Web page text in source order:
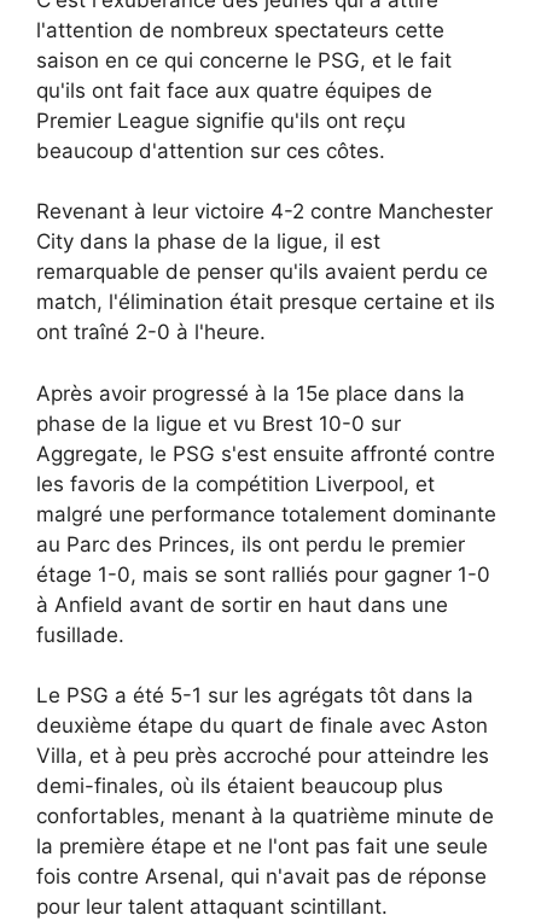
l'attention de nombreux spectateurs cette
saison en ce qui concerne le PSG, et le fait
qu'ils ont fait face aux quatre équipes de
Premier League signifie qu'ils ont reçu
beaucoup d'attention sur ces côtes.
Revenant à leur victoire 4-2 contre Manchester
City dans la phase de la ligue, il est
remarquable de penser qu'ils avaient perdu ce
match, l'élimination était presque certaine et ils
ont traîné 2-0 à l'heure.
Après avoir progressé à la 15e place dans la
phase de la ligue et vu Brest 10-0 sur
Aggregate, le PSG s'est ensuite affronté contre
les favoris de la compétition Liverpool, et
malgré une performance totalement dominante
au Parc des Princes, ils ont perdu le premier
étage 1-0, mais se sont ralliés pour gagner 1-0
à Anfield avant de sortir en haut dans une
fusillade.
Le PSG a été 5-1 sur les agrégats tôt dans la
deuxième étape du quart de finale avec Aston
Villa, et à peu près accroché pour atteindre les
demi-finales, où ils étaient beaucoup plus
confortables, menant à la quatrième minute de
la première étape et ne l'ont pas fait une seule
fois contre Arsenal, qui n'avait pas de réponse
pour leur talent attaquant scintillant.